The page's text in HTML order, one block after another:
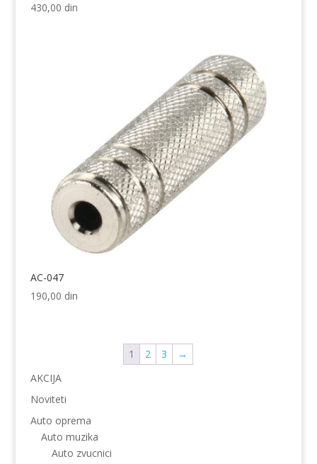
430,00 din
AC-047
190,00 din
1 2 3
→
AKCIJA
Noviteti
Auto oprema
Auto muzika
Auto zvucnici